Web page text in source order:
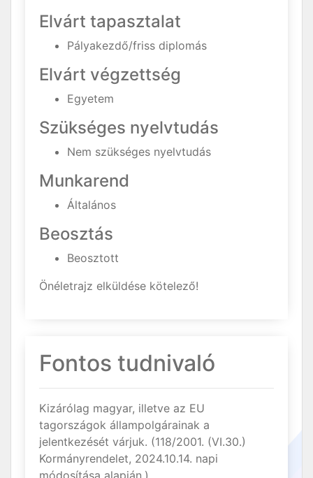
Elvárt tapasztalat
Pályakezdő/friss diplomás
Elvárt végzettség
Egyetem
Szükséges nyelvtudás
Nem szükséges nyelvtudás
Munkarend
Általános
Beosztás
Beosztott
Önéletrajz elküldése kötelező!
Fontos tudnivaló
Kizárólag magyar, illetve az EU
tagországok állampolgárainak a
jelentkezését várjuk. (118/2001. (VI.30.)
Kormányrendelet, 2024.10.14. napi
módosítása alapján.)